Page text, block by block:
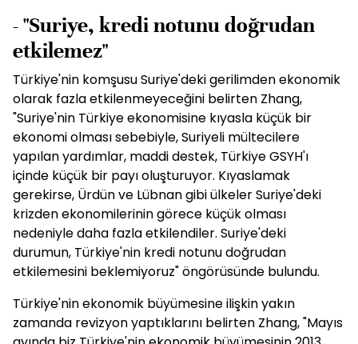
- "Suriye, kredi notunu doğrudan
etkilemez"
Türkiye'nin komşusu Suriye'deki gerilimden ekonomik
olarak fazla etkilenmeyeceğini belirten Zhang,
"Suriye'nin Türkiye ekonomisine kıyasla küçük bir
ekonomi olması sebebiyle, Suriyeli mültecilere
yapılan yardımlar, maddi destek, Türkiye GSYH'ı
içinde küçük bir payı oluşturuyor. Kıyaslamak
gerekirse, Ürdün ve Lübnan gibi ülkeler Suriye'deki
krizden ekonomilerinin görece küçük olması
nedeniyle daha fazla etkilendiler. Suriye'deki
durumun, Türkiye'nin kredi notunu doğrudan
etkilemesini beklemiyoruz" öngörüsünde bulundu.
Türkiye'nin ekonomik büyümesine ilişkin yakın
zamanda revizyon yaptıklarını belirten Zhang, "Mayıs